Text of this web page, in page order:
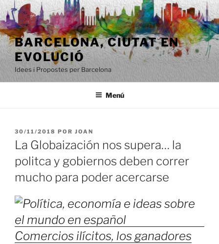
Saltar
al
contenido
BARCELONA, ​​CIUTAT EN
EVOLUCIÓ
Idees i Propostes per Barcelona
Menú
PUBLICADO
EL
30/11/2018 POR JOAN
La Globaización nos supera… la
politca y gobiernos deben correr
mucho para poder acercarse
Comercios ilícitos, los ganadores